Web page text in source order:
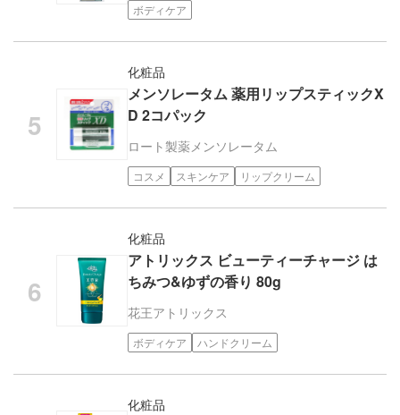
ボディケア
化粧品
メンソレータム 薬用リップスティックX
D 2コパック
ロート製薬 メンソレータム
コスメ スキンケア リップクリーム
化粧品
アトリックス ビューティーチャージ は
ちみつ&ゆずの香り 80g
花王アトリックス
ボディケア ハンドクリーム
化粧品